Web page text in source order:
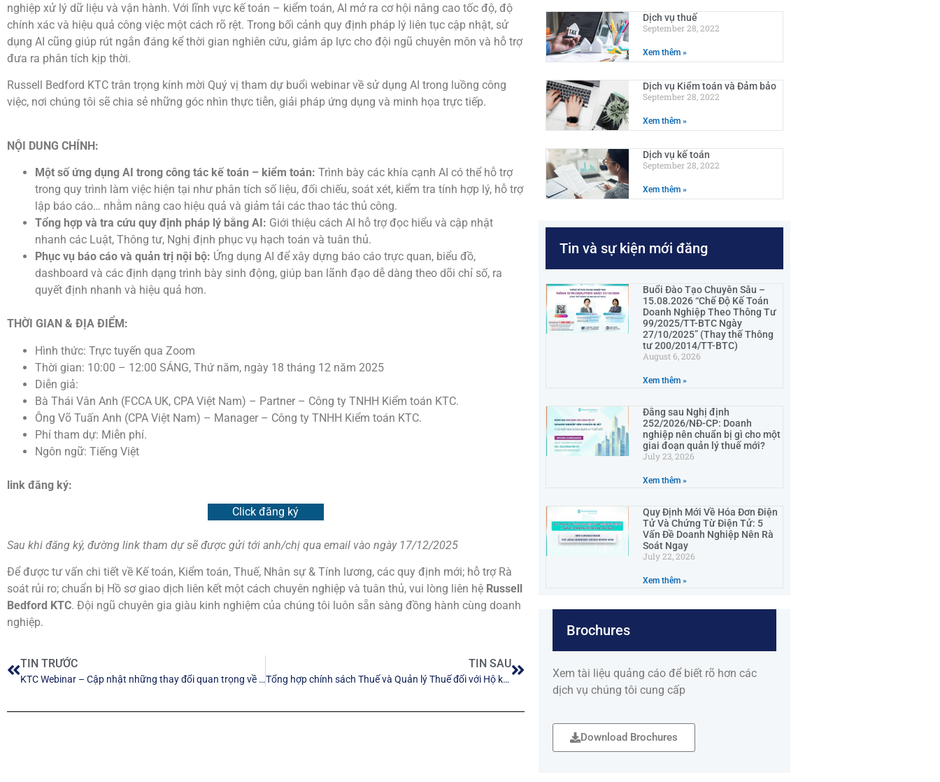
nghiệp xử lý dữ liệu và vận hành. Với lĩnh vực kế toán – kiểm toán, AI mở ra cơ hội nâng cao tốc độ, độ
chính xác và hiệu quả công việc một cách rõ rệt. Trong bối cảnh quy định pháp lý liên tục cập nhật, sử
dụng AI cũng giúp rút ngắn đáng kể thời gian nghiên cứu, giảm áp lực cho đội ngũ chuyên môn và hỗ trợ
đưa ra phân tích kịp thời.
Russell Bedford KTC trân trọng kính mời Quý vị tham dự buổi webinar về sử dụng AI trong luồng công
việc, nơi chúng tôi sẽ chia sẻ những góc nhìn thực tiễn, giải pháp ứng dụng và minh họa trực tiếp.
NỘI DUNG CHÍNH:
Một số ứng dụng AI trong công tác kế toán – kiểm toán: Trình bày các khía cạnh AI có thể hỗ trợ
trong quy trình làm việc hiện tại như phân tích số liệu, đối chiếu, soát xét, kiểm tra tính hợp lý, hỗ trợ
lập báo cáo… nhằm nâng cao hiệu quả và giảm tải các thao tác thủ công.
Tổng hợp và tra cứu quy định pháp lý bằng AI: Giới thiệu cách AI hỗ trợ đọc hiểu và cập nhật
nhanh các Luật, Thông tư, Nghị định phục vụ hạch toán và tuân thủ.
Phục vụ báo cáo và quản trị nội bộ: Ứng dụng AI để xây dựng báo cáo trực quan, biểu đồ,
dashboard và các định dạng trình bày sinh động, giúp ban lãnh đạo dễ dàng theo dõi chỉ số, ra
quyết định nhanh và hiệu quả hơn.
THỜI GIAN & ĐỊA ĐIỂM:
Hình thức: Trực tuyến qua Zoom
Thời gian: 10:00 – 12:00 SÁNG, Thứ năm, ngày 18 tháng 12 năm 2025
Diễn giả:
Bà Thái Vân Anh (FCCA UK, CPA Việt Nam) – Partner – Công ty TNHH Kiểm toán KTC.
Ông Võ Tuấn Anh (CPA Việt Nam) – Manager – Công ty TNHH Kiểm toán KTC.
Phí tham dự: Miễn phí.
Ngôn ngữ: Tiếng Việt
link đăng ký:
Click đăng ký
Sau khi đăng ký, đường link tham dự sẽ được gửi tới anh/chị qua email vào ngày 17/12/2025
Để được tư vấn chi tiết về Kế toán, Kiểm toán, Thuế, Nhân sự & Tính lương, các quy định mới; hỗ trợ Rà
soát rủi ro; chuẩn bị Hồ sơ giao dịch liên kết một cách chuyên nghiệp và tuân thủ, vui lòng liên hệ Russell
Bedford KTC. Đội ngũ chuyên gia giàu kinh nghiệm của chúng tôi luôn sẵn sàng đồng hành cùng doanh
nghiệp.
TIN TRƯỚC
KTC Webinar – Cập nhật những thay đổi quan trọng về chế độ kế toán từ 2026
TIN SAU
Tổng hợp chính sách Thuế và Quản lý Thuế đối với Hộ kinh doanh, Cá nhân kinh doanh.
Dịch vụ thuế
September 28, 2022
Xem thêm »
Dịch vụ Kiểm toán và Đảm bảo
September 28, 2022
Xem thêm »
Dịch vụ kế toán
September 28, 2022
Xem thêm »
Tin và sự kiện mới đăng
Buổi Đào Tạo Chuyên Sâu –
15.08.2026 “Chế Độ Kế Toán
Doanh Nghiệp Theo Thông Tư
99/2025/TT-BTC Ngày
27/10/2025” (Thay thế Thông
tư 200/2014/TT-BTC)
August 6, 2026
Xem thêm »
Đằng sau Nghị định
252/2026/NĐ-CP: Doanh
nghiệp nên chuẩn bị gì cho một
giai đoạn quản lý thuế mới?
July 23, 2026
Xem thêm »
Quy Định Mới Về Hóa Đơn Điện
Tử Và Chứng Từ Điện Tử: 5
Vấn Đề Doanh Nghiệp Nên Rà
Soát Ngay
July 22, 2026
Xem thêm »
Brochures
Xem tài liệu quảng cáo để biết rõ hơn các
dịch vụ chúng tôi cung cấp
Download Brochures